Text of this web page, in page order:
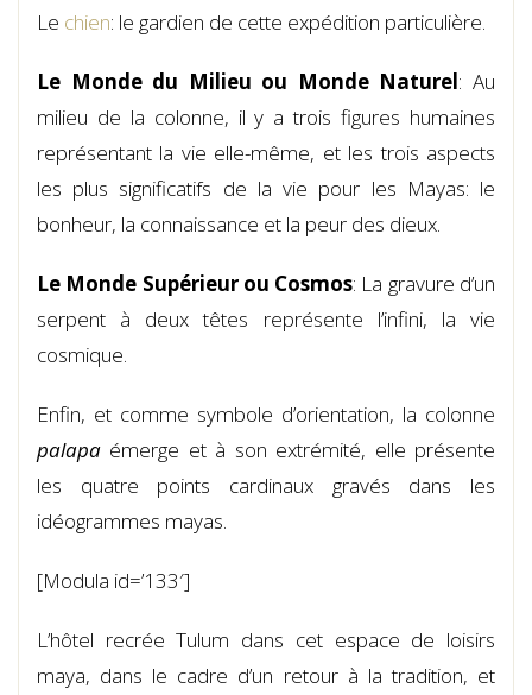
Le chien: le gardien de cette expédition particulière.
Le Monde du Milieu ou Monde Naturel: Au
milieu de la colonne, il y a trois figures humaines
représentant la vie elle-même, et les trois aspects
les plus significatifs de la vie pour les Mayas: le
bonheur, la connaissance et la peur des dieux.
Le Monde Supérieur ou Cosmos: La gravure d’un
serpent à deux têtes représente l’infini, la vie
cosmique.
Enfin, et comme symbole d’orientation, la colonne
palapa émerge et à son extrémité, elle présente
les quatre points cardinaux gravés dans les
idéogrammes mayas.
[Modula id=’133′]
L’hôtel recrée Tulum dans cet espace de loisirs
maya, dans le cadre d’un retour à la tradition, et